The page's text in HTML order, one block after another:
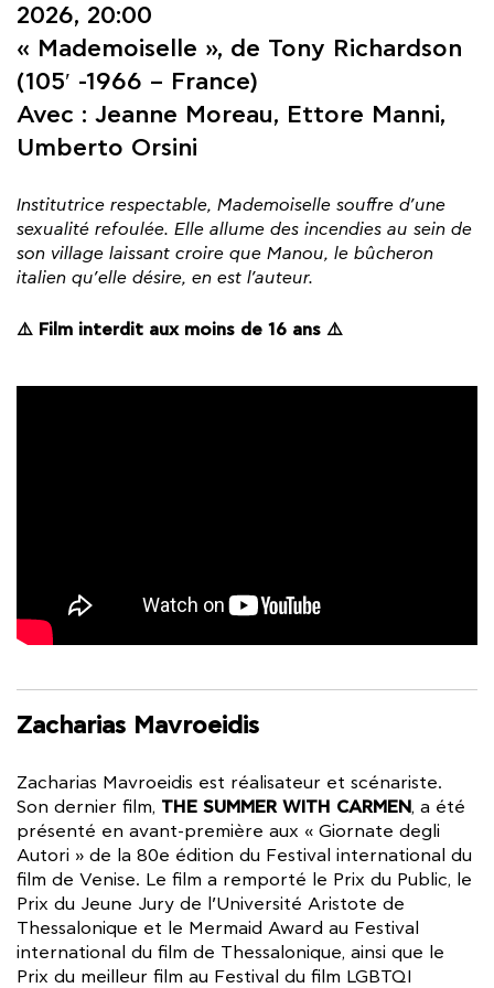
2026, 20:00
« Mademoiselle », de Tony Richardson
(105′ -1966 – France)
Avec : Jeanne Moreau, Ettore Manni,
Umberto Orsini
Institutrice respectable, Mademoiselle souffre d’une
sexualité refoulée. Elle allume des incendies au sein de
son village laissant croire que Manou, le bûcheron
italien qu’elle désire, en est l’auteur.
⚠️ Film interdit aux moins de 16 ans ⚠️
Zacharias Mavroeidis
Zacharias Mavroeidis est réalisateur et scénariste.
Son dernier film, THE SUMMER WITH CARMEN, a été
présenté en avant-première aux « Giornate degli
Autori » de la 80e édition du Festival international du
film de Venise. Le film a remporté le Prix du Public, le
Prix du Jeune Jury de l’Université Aristote de
Thessalonique et le Mermaid Award au Festival
international du film de Thessalonique, ainsi que le
Prix du meilleur film au Festival du film LGBTQI